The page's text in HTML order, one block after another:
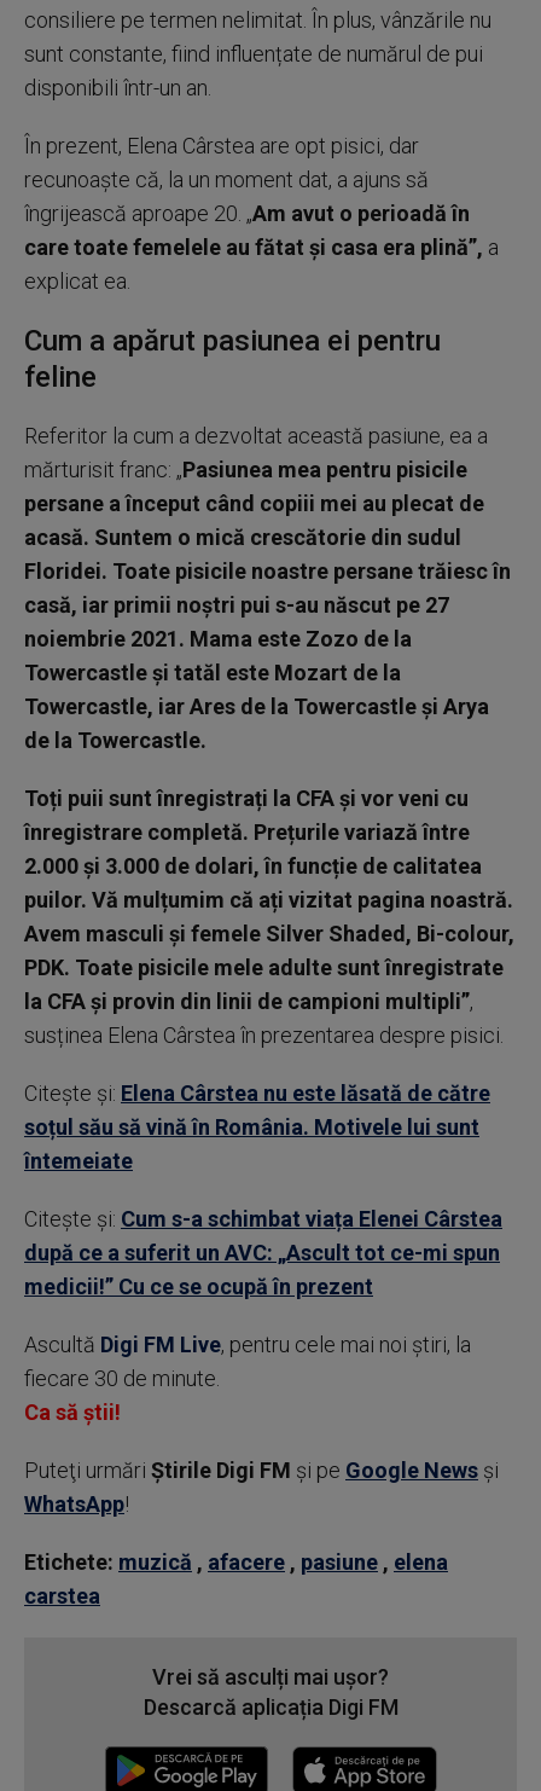
consiliere pe termen nelimitat. În plus, vânzările nu
sunt constante, fiind influențate de numărul de pui
disponibili într-un an.
În prezent, Elena Cârstea are opt pisici, dar
recunoaște că, la un moment dat, a ajuns să
îngrijească aproape 20. „Am avut o perioadă în
care toate femelele au fătat și casa era plină”, a
explicat ea.
Cum a apărut pasiunea ei pentru
feline
Referitor la cum a dezvoltat această pasiune, ea a
mărturisit franc: „Pasiunea mea pentru pisicile
persane a început când copiii mei au plecat de
acasă. Suntem o mică crescătorie din sudul
Floridei. Toate pisicile noastre persane trăiesc în
casă, iar primii noștri pui s-au născut pe 27
noiembrie 2021. Mama este Zozo de la
Towercastle și tatăl este Mozart de la
Towercastle, iar Ares de la Towercastle și Arya
de la Towercastle.
Toți puii sunt înregistrați la CFA și vor veni cu
înregistrare completă. Prețurile variază între
2.000 și 3.000 de dolari, în funcție de calitatea
puilor. Vă mulțumim că ați vizitat pagina noastră.
Avem masculi și femele Silver Shaded, Bi-colour,
PDK. Toate pisicile mele adulte sunt înregistrate
la CFA și provin din linii de campioni multipli”,
susținea Elena Cârstea în prezentarea despre pisici.
Citește și: Elena Cârstea nu este lăsată de către
soțul său să vină în România. Motivele lui sunt
întemeiate
Citește și: Cum s-a schimbat viața Elenei Cârstea
după ce a suferit un AVC: „Ascult tot ce-mi spun
medicii!” Cu ce se ocupă în prezent
Ascultă Digi FM Live, pentru cele mai noi știri, la
fiecare 30 de minute.
Ca să știi!
Puteţi urmări Știrile Digi FM şi pe Google News şi
WhatsApp!
Etichete: muzică , afacere , pasiune , elena
carstea
Vrei să asculți mai ușor?
Descarcă aplicația Digi FM